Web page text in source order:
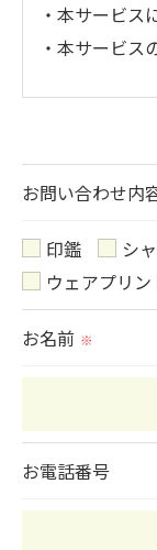
・本サービス
・本サービス
られた場合を除
ません。
＜個人情報の
当社では、利
個人情報を外
置をとり、適
＜個人情報の
お問い合わせ内
印鑑 シ
ウェアプリン
お名前 ※
お電話番号